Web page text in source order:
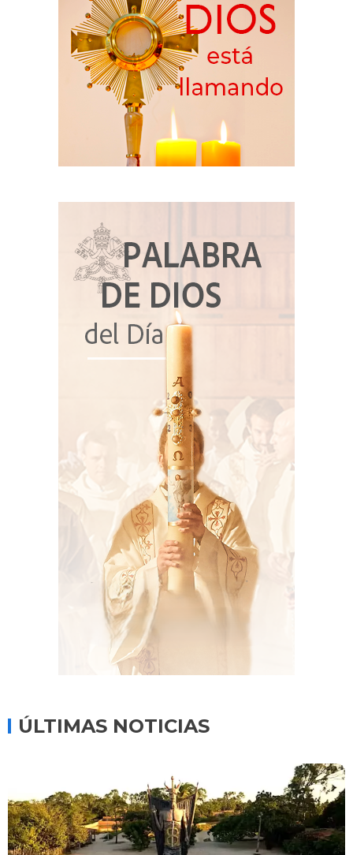
ÚLTIMAS NOTICIAS